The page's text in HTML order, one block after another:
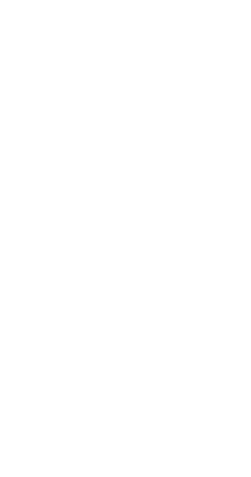
pohodlí a relaxaci. Každý
plně klimatizovány. V
pro vás k dispozici lehátka a
vám dobře poslouží hotelové